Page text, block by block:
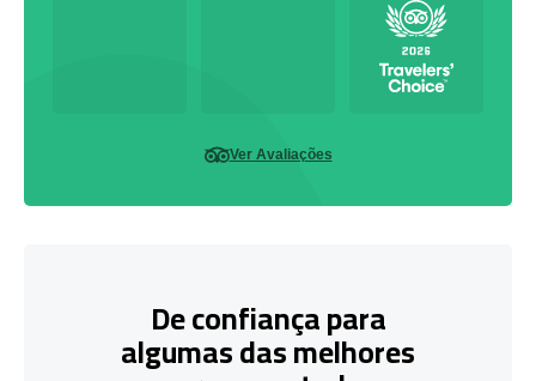
Ver Avaliações
De confiança para
algumas das melhores